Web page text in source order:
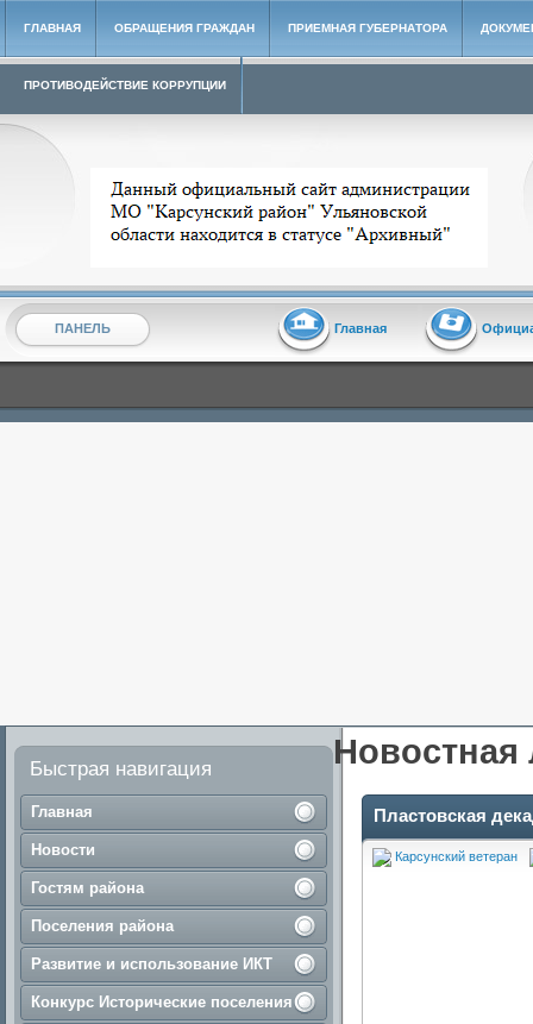
ГЛАВНАЯ ОБРАЩЕНИЯ ГРАЖДАН ПРИЕМНАЯ ГУБЕРНАТОРА
ПРОТИВОДЕЙСТВИЕ КОРРУПЦИИ
Архивный сайт администрации МО "Карсунский район"
ПАНЕЛЬ Главная
Быстрая навигация
Главная
Новости
Гостям района
Поселения района
Развитие и использование ИКТ
Конкурс Исторические поселения
Новостная
Пластовская
Карсунский ветеран